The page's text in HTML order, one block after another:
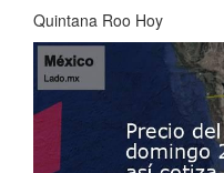
Quintana Roo Hoy